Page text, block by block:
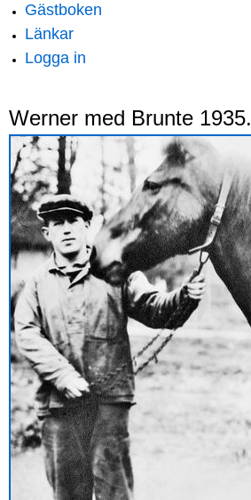
Gästboken
Länkar
Logga in
Werner med Brunte 1935.